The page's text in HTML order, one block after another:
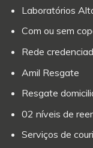
Laboratórios
Com ou sem
Rede
Amil Resgate
Resgate
02 níveis de
Serviços de